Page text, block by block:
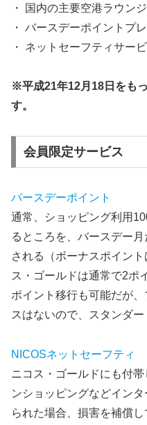
・ 国内の主要空港ラウンジ
・ バースデーポイントプ
・ ネットセーフティサー
※平成21年12月18日をも
す。
会員限定サービス
バースデーポイント
通常、ショッピング利用
るところを、バースデー
される（ボーナスポイン
ス・ゴールドは通常で2ポ
ポイント移行も可能だが
スはないので、スタンダー
NICOSネットセーフティ
ニコス・ゴールドにも付
ンショッピングなどイン
られた場合、損害を補償